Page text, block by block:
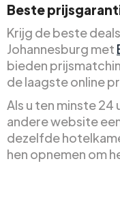
Beste
Krijg de beste
Johannesburg met
bieden
de laagste online
Als u ten minste
andere website
dezelfde
hen opnemen om